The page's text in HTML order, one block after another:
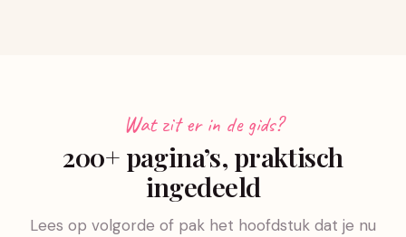
Wat zit er in de gids?
200+ pagina’s, praktisch
ingedeeld
Lees op volgorde of pak het hoofdstuk dat je nu